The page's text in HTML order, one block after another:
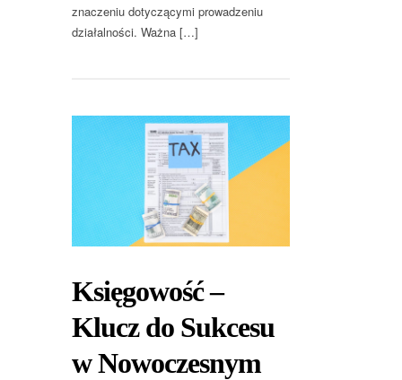
znaczeniu dotyczącymi prowadzeniu
działalności. Ważna […]
Księgowość –
Klucz do Sukcesu
w Nowoczesnym